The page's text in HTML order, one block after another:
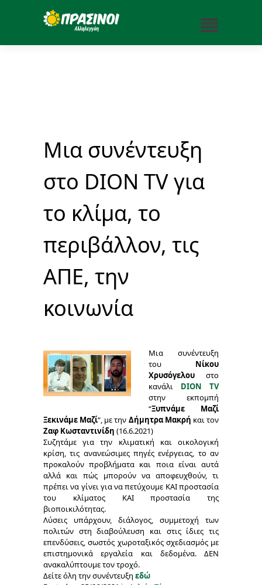
Μια συνέντευξη
στο DΙΟΝ TV για
το κλίμα, το
περιβάλλον, τις
ΑΠΕ, την
κοινωνία
Μια συνέντευξη
του Νίκου
Χρυσόγελου στο
κανάλι DION TV
στην εκπομπή
“Ξυπνάμε Μαζί
Ξεκινάμε Μαζί“, με την Δήμητρα Μακρή και τον
Ζαφ Κωσταντινίδη (16.6.2021)
Συζητάμε για την κλιματική και οικολογική
κρίση, τις ανανεώσιμες πηγές ενέργειας, το αν
προκαλούν προβλήματα και ποια είναι αυτά
αλλά και πώς μπορούν να αποφευχθούν, τι
πρέπει να γίνει για να πετύχουμε ΚΑΙ προστασία
του κλίματος ΚΑΙ προστασία της
βιοποικιλότητας.
Λύσεις υπάρχουν, διάλογος, συμμετοχή των
πολιτών στη διαβούλευση και στις ίδιες τις
επενδύσεις, σωστός χωροταξικός σχεδιασμός με
επιστημονικά εργαλεία και δεδομένα. ΔΕΝ
ανακαλύπτουμε τον τροχό.
Δείτε όλη την συνέντευξη εδώ